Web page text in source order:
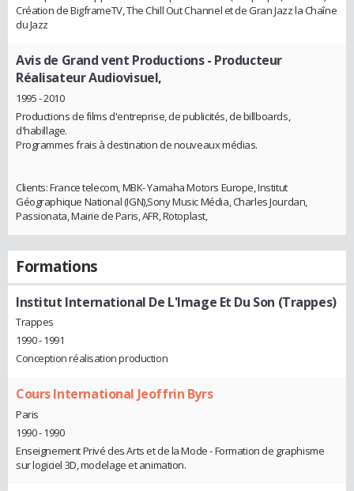
Création de BigframeTV, The Chill Out Channel et de Gran Jazz la Chaîne
du Jazz
Avis de Grand vent Productions- Producteur
Réalisateur Audiovisuel,
1995 - 2010
Productions de films d'entreprise, de publicités, de billboards,
d'habillage.
Programmes frais à destination de nouveaux médias.
Clients: France telecom, MBK- Yamaha Motors Europe, Institut
Géographique National (IGN),Sony Music Média, Charles Jourdan,
Passionata, Mairie de Paris, AFR, Rotoplast,
Formations
Institut International De L'Image Et Du Son (Trappes)
Trappes
1990 - 1991
Conception réalisation production
Cours International Jeoffrin Byrs
Paris
1990 - 1990
Enseignement Privé des Arts et de la Mode - Formation de graphisme
sur logiciel 3D, modelage et animation.